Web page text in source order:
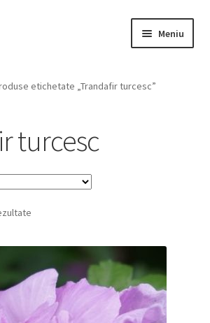
Meniu
etichetate „Trandafir turcesc”
turcesc